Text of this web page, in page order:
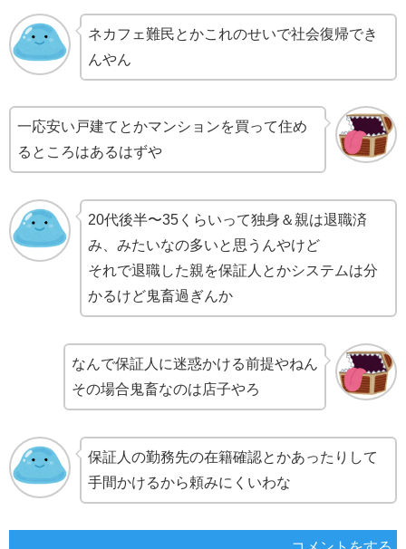
ネカフェ難民とかこれのせいで社会復帰でき
んやん
一応安い戸建てとかマンションを買って住め
るところはあるはずや
20代後半〜35くらいって独身＆親は退職済
み、みたいなの多いと思うんやけど
それで退職した親を保証人とかシステムは分
かるけど鬼畜過ぎんか
なんで保証人に迷惑かける前提やねん
その場合鬼畜なのは店子やろ
保証人の勤務先の在籍確認とかあったりして
手間かけるから頼みにくいわな